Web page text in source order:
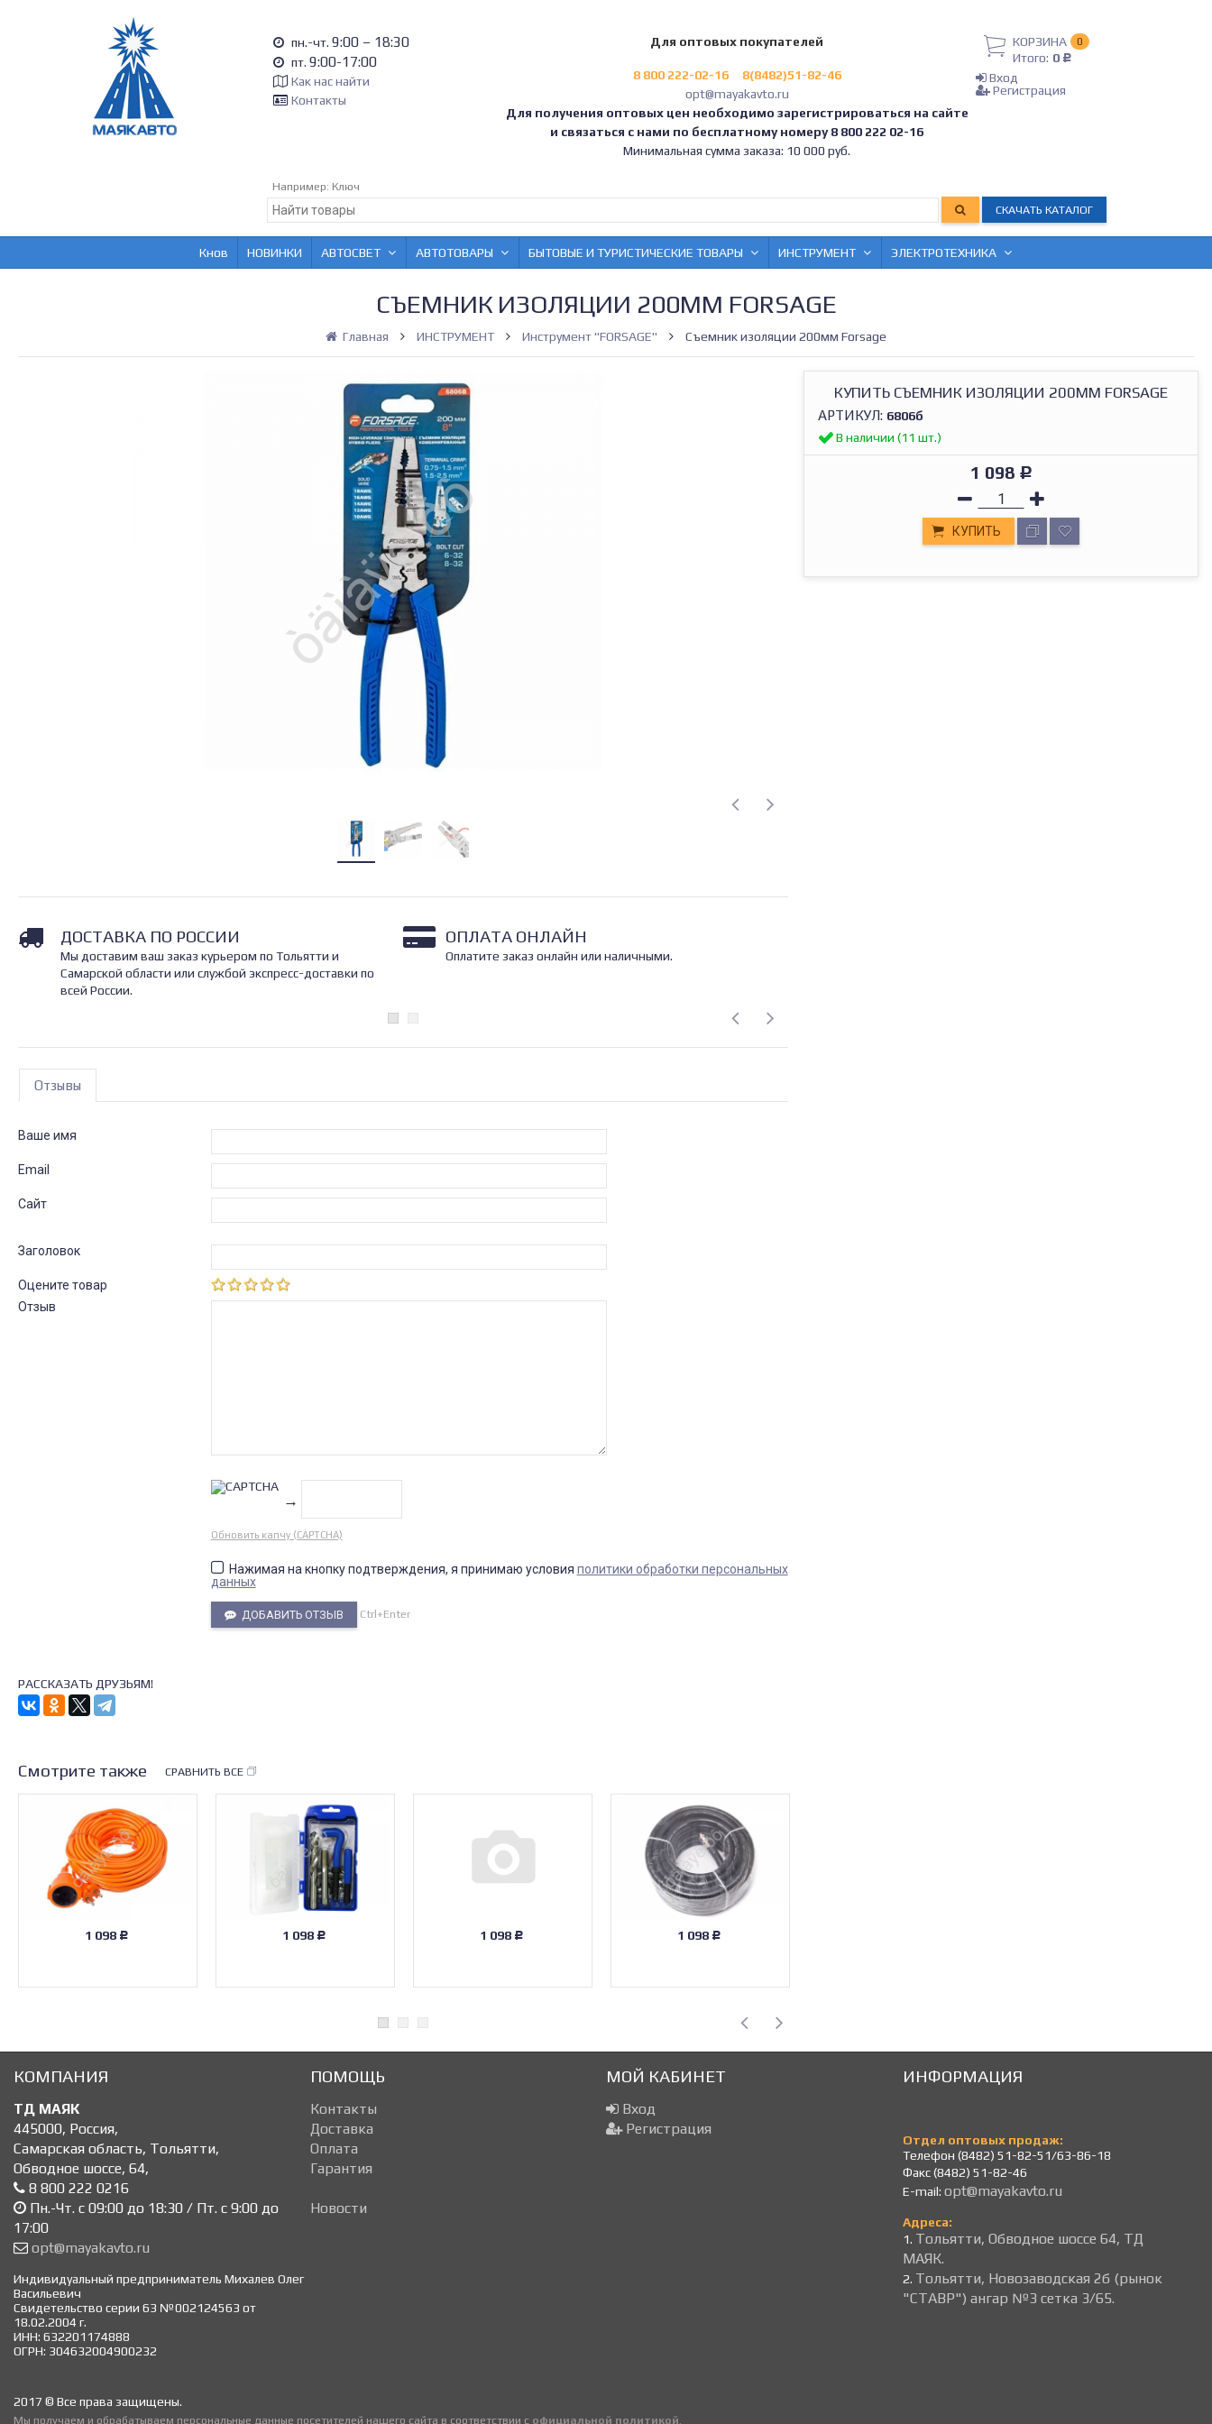
пн.-чт. 9:00 – 18:30
пт. 9:00-17:00
Как нас найти
Контакты
Для оптовых покупателей
8 800 222-02-16
8(8482)51-82-46
opt@mayakavto.ru
Для получения оптовых цен необходимо зарегистрироваться на сайте
и связаться с нами по бесплатному номеру 8 800 222 02-16
Минимальная сумма заказа: 10 000 руб.
КОРЗИНА 0
Итого: 0 Р
Вход
Регистрация
Например: Ключ
СКАЧАТЬ КАТАЛОГ
Кнов НОВИНКИ АВТОСВЕТ АВТОТОВАРЫ БЫТОВЫЕ И ТУРИСТИЧЕСКИЕ ТОВАРЫ ИНСТРУМЕНТ ЭЛЕКТРОТЕХНИКА
СЪЕМНИК ИЗОЛЯЦИИ 200ММ FORSAGE
Главная ИНСТРУМЕНТ Инструмент "FORSAGE" Съемник изоляции 200мм Forsage
КУПИТЬ СЪЕМНИК ИЗОЛЯЦИИ 200ММ FORSAGE
АРТИКУЛ: 6806б
В наличии (11 шт.)
1 098 Р
КУПИТЬ
ДОСТАВКА ПО РОССИИ
Мы доставим ваш заказ курьером по Тольятти и
Самарской области или службой экспресс-доставки по
всей России.
ОПЛАТА ОНЛАЙН
Оплатите заказ онлайн или наличными.
Отзывы
Ваше имя
Email
Сайт
Заголовок
Оцените товар
Отзыв
→
Обновить капчу (CAPTCHA)
Нажимая на кнопку подтверждения, я принимаю условия политики обработки персональных
данных
ДОБАВИТЬ ОТЗЫВ Ctrl+Enter
РАССКАЗАТЬ ДРУЗЬЯМ!
Смотрите также СРАВНИТЬ ВСЕ
1 098 Р 1 098 Р 1 098 Р 1 098 Р
КОМПАНИЯ
ТД МАЯК
445000, Россия,
Самарская область, Тольятти,
Обводное шоссе, 64,
8 800 222 0216
Пн.-Чт. с 09:00 до 18:30 / Пт. с 9:00 до
17:00
opt@mayakavto.ru
Индивидуальный предприниматель Михалев Олег
Васильевич
Свидетельство серии 63 №002124563 от
18.02.2004 г.
ИНН: 632201174888
ОГРН: 304632004900232
ПОМОЩЬ
Контакты
Доставка
Оплата
Гарантия
Новости
МОЙ КАБИНЕТ
Вход
Регистрация
ИНФОРМАЦИЯ
Отдел оптовых продаж:
Телефон (8482) 51-82-51/63-86-18
Факс (8482) 51-82-46
E-mail: opt@mayakavto.ru
Адреса:
1. Тольятти, Обводное шоссе 64, ТД
МАЯК.
2. Тольятти, Новозаводская 2б (рынок
"СТАВР") ангар №3 сетка 3/65.
2017 © Все права защищены.
Мы получаем и обрабатываем персональные данные посетителей нашего сайта в соответствии с официальной политикой.